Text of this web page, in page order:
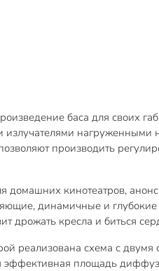
баса для своих
излучателями
производить
домашних кинотеатров,
динамичные и
дрожать кресла и биться
реализована схема с двумя
площадь